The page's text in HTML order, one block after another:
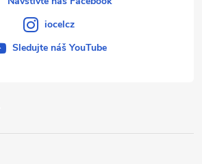
iocelcz
Sledujte náš YouTube